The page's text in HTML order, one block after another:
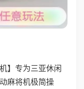
】专为三亚休闲
麻将机极简操